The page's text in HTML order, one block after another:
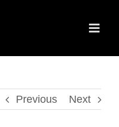
Previous Next